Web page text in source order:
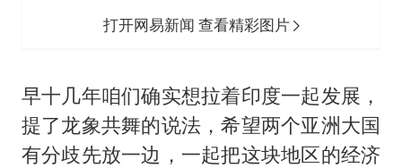
打开网易新闻 查看精彩图片
早十几年咱们确实想拉着印度一起发展，
提了龙象共舞的说法，希望两个亚洲大国
有分歧先放一边，一起把这块地区的经济